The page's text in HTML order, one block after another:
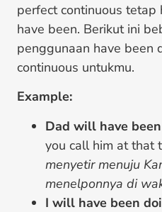
perfect continuous tetap
have been. Berikut ini
penggunaan have been
continuous untukmu.
Example:
Dad will have
you call him at that
menyetir menuju
menelponnya di
I will have been